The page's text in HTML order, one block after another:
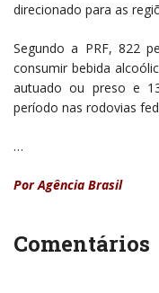
direcionado para as
Segundo a PRF, 822
consumir bebida
autuado ou preso e
período nas rodovias
…
Por Agência Brasil
Comentários